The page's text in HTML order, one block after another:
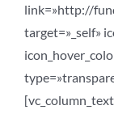
link=»http://
target=»_self»